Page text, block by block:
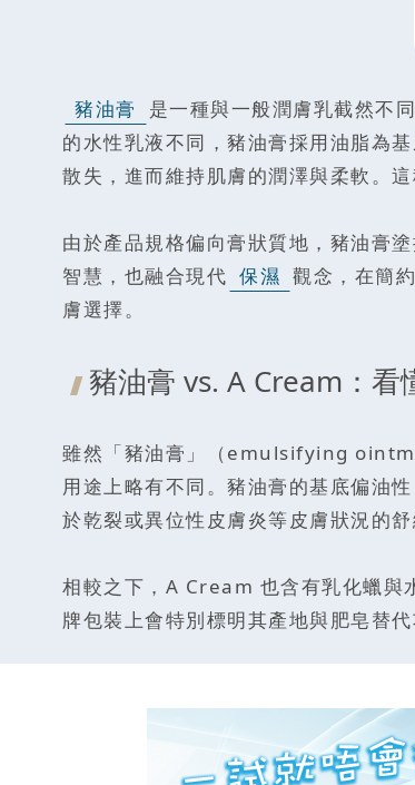
豬油膏 是一種與一般潤膚乳截然
的水性乳液不同，豬油膏採用油脂為
散失，進而維持肌膚的潤澤與柔軟。
由於產品規格偏向膏狀質地，豬油膏
智慧，也融合現代 保濕 觀念，在簡
膚選擇。
豬油膏 vs. A Cream：看
雖然「豬油膏」（emulsifying
用途上略有不同。豬油膏的基底偏油
於乾裂或異位性皮膚炎等皮膚狀況的舒
相較之下，A Cream 也含有乳化蠟與
牌包裝上會特別標明其產地與肥皂替